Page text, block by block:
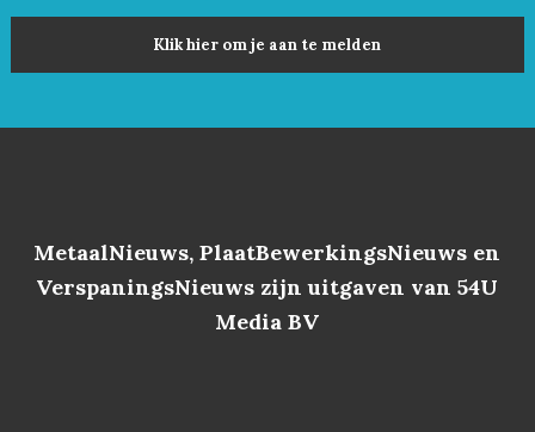
Klik hier om je aan te melden
MetaalNieuws, PlaatBewerkingsNieuws en
VerspaningsNieuws zijn uitgaven van 54U
Media BV